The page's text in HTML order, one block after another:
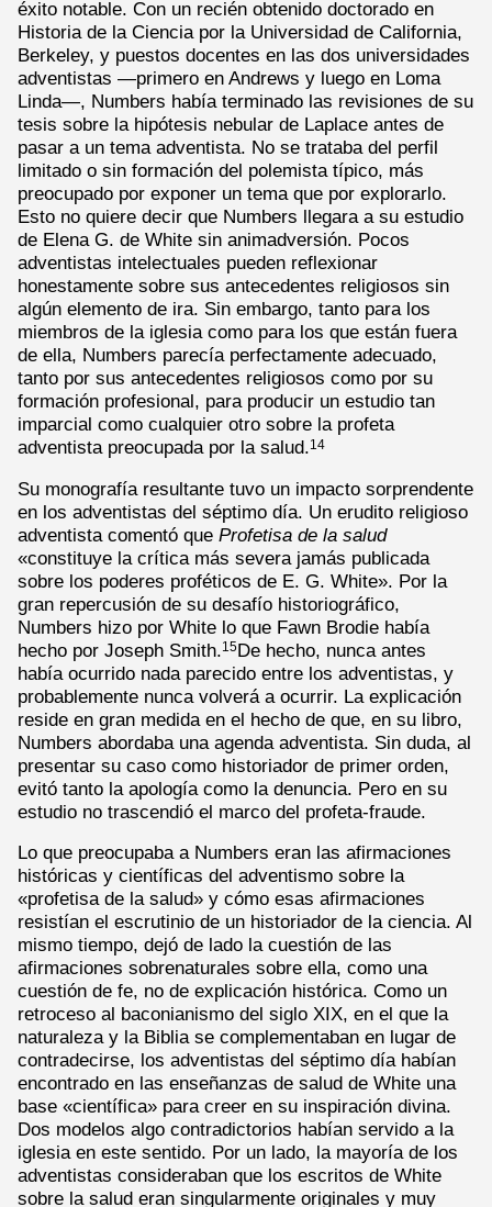
éxito notable. Con un recién obtenido doctorado en
Historia de la Ciencia por la Universidad de California,
Berkeley, y puestos docentes en las dos universidades
adventistas —primero en Andrews y luego en Loma
Linda—, Numbers había terminado las revisiones de su
tesis sobre la hipótesis nebular de Laplace antes de
pasar a un tema adventista. No se trataba del perfil
limitado o sin formación del polemista típico, más
preocupado por exponer un tema que por explorarlo.
Esto no quiere decir que Numbers llegara a su estudio
de Elena G. de White sin animadversión. Pocos
adventistas intelectuales pueden reflexionar
honestamente sobre sus antecedentes religiosos sin
algún elemento de ira. Sin embargo, tanto para los
miembros de la iglesia como para los que están fuera
de ella, Numbers parecía perfectamente adecuado,
tanto por sus antecedentes religiosos como por su
formación profesional, para producir un estudio tan
imparcial como cualquier otro sobre la profeta
adventista preocupada por la salud.14
Su monografía resultante tuvo un impacto sorprendente
en los adventistas del séptimo día. Un erudito religioso
adventista comentó que Profetisa de la salud
«constituye la crítica más severa jamás publicada
sobre los poderes proféticos de E. G. White». Por la
gran repercusión de su desafío historiográfico,
Numbers hizo por White lo que Fawn Brodie había
hecho por Joseph Smith.15De hecho, nunca antes
había ocurrido nada parecido entre los adventistas, y
probablemente nunca volverá a ocurrir. La explicación
reside en gran medida en el hecho de que, en su libro,
Numbers abordaba una agenda adventista. Sin duda, al
presentar su caso como historiador de primer orden,
evitó tanto la apología como la denuncia. Pero en su
estudio no trascendió el marco del profeta-fraude.
Lo que preocupaba a Numbers eran las afirmaciones
históricas y científicas del adventismo sobre la
«profetisa de la salud» y cómo esas afirmaciones
resistían el escrutinio de un historiador de la ciencia. Al
mismo tiempo, dejó de lado la cuestión de las
afirmaciones sobrenaturales sobre ella, como una
cuestión de fe, no de explicación histórica. Como un
retroceso al baconianismo del siglo XIX, en el que la
naturaleza y la Biblia se complementaban en lugar de
contradecirse, los adventistas del séptimo día habían
encontrado en las enseñanzas de salud de White una
base «científica» para creer en su inspiración divina.
Dos modelos algo contradictorios habían servido a la
iglesia en este sentido. Por un lado, la mayoría de los
adventistas consideraban que los escritos de White
sobre la salud eran singularmente originales y muy